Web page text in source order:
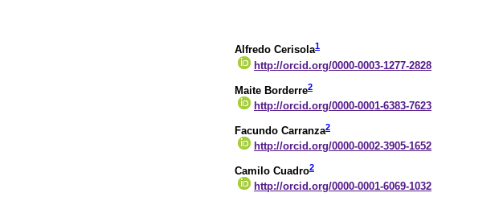
Alfredo Cerisola1
http://orcid.org/0000-0003-1277-2828
Maite Borderre2
http://orcid.org/0000-0001-6383-7623
Facundo Carranza2
http://orcid.org/0000-0002-3905-1652
Camilo Cuadro2
http://orcid.org/0000-0001-6069-1032